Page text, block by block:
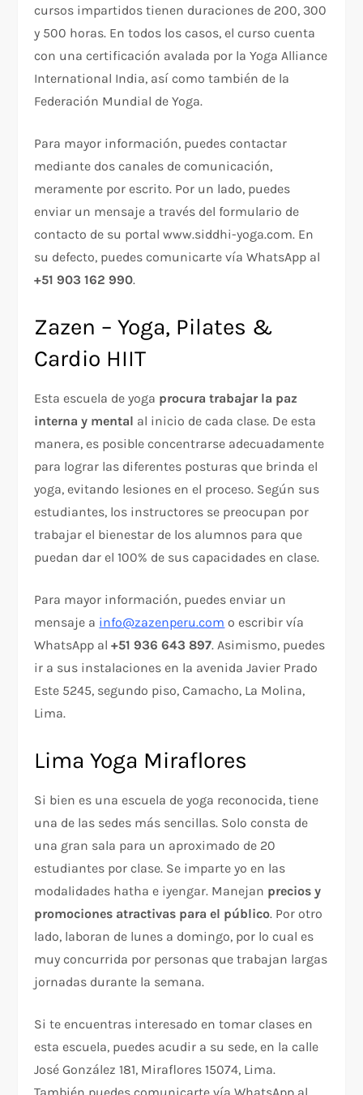
cursos impartidos tienen duraciones de 200, 300
y 500 horas. En todos los casos, el curso cuenta
con una certificación avalada por la Yoga Alliance
International India, así como también de la
Federación Mundial de Yoga.
Para mayor información, puedes contactar
mediante dos canales de comunicación,
meramente por escrito. Por un lado, puedes
enviar un mensaje a través del formulario de
contacto de su portal www.siddhi-yoga.com. En
su defecto, puedes comunicarte vía WhatsApp al
+51 903 162 990.
Zazen – Yoga, Pilates &
Cardio HIIT
Esta escuela de yoga procura trabajar la paz
interna y mental al inicio de cada clase. De esta
manera, es posible concentrarse adecuadamente
para lograr las diferentes posturas que brinda el
yoga, evitando lesiones en el proceso. Según sus
estudiantes, los instructores se preocupan por
trabajar el bienestar de los alumnos para que
puedan dar el 100% de sus capacidades en clase.
Para mayor información, puedes enviar un
mensaje a info@zazenperu.com o escribir vía
WhatsApp al+51 936 643 897. Asimismo, puedes
ir a sus instalaciones en la avenida Javier Prado
Este 5245, segundo piso, Camacho, La Molina,
Lima.
Lima Yoga Miraflores
Si bien es una escuela de yoga reconocida, tiene
una de las sedes más sencillas. Solo consta de
una gran sala para un aproximado de 20
estudiantes por clase. Se imparte yo en las
modalidades hatha e iyengar. Manejan precios y
promociones atractivas para el público. Por otro
lado, laboran de lunes a domingo, por lo cual es
muy concurrida por personas que trabajan largas
jornadas durante la semana.
Si te encuentras interesado en tomar clases en
esta escuela, puedes acudir a su sede, en la calle
José González 181, Miraflores 15074, Lima.